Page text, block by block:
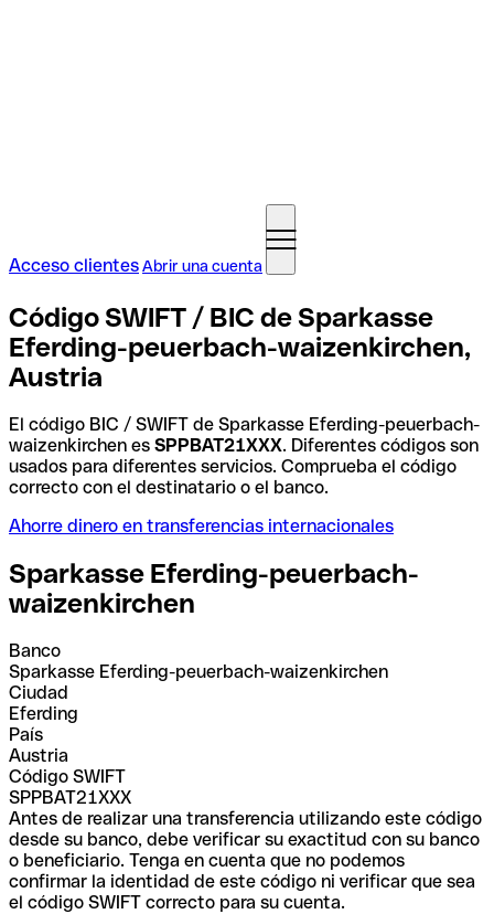
Acceso clientesAbrir una cuenta
Código SWIFT / BIC de Sparkasse
Eferding-peuerbach-waizenkirchen,
Austria
El código BIC / SWIFT de Sparkasse Eferding-peuerbach-
waizenkirchen es SPPBAT21XXX. Diferentes códigos son
usados para diferentes servicios. Comprueba el código
correcto con el destinatario o el banco.
Ahorre dinero en transferencias internacionales
Sparkasse Eferding-peuerbach-
waizenkirchen
Banco
Sparkasse Eferding-peuerbach-waizenkirchen
Ciudad
Eferding
País
Austria
Código SWIFT
SPPBAT21XXX
Antes de realizar una transferencia utilizando este código
desde su banco, debe verificar su exactitud con su banco
o beneficiario. Tenga en cuenta que no podemos
confirmar la identidad de este código ni verificar que sea
el código SWIFT correcto para su cuenta.